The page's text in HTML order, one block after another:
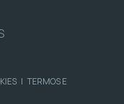
| TERMOS E